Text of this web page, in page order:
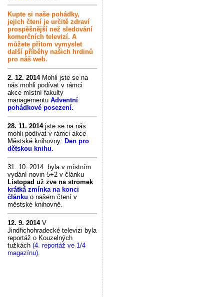
Kupte si naše pohádky,
jejich čtení je určitě zdraví
prospěšnější než sledování
komerčních televizí. A
můžete přitom vymyslet
další příběhy našich hrdinů
pro náš web.
2. 12. 2014Mohli jste se na
nás mohli podívat v rámci
akce místní fakulty
managementu Adventní
pohádkové posezení.
28. 11. 2014jste se na nás
mohli podívat v rámci akce
Městské knihovny: Den pro
dětskou knihu.
31. 10. 2014 byla v místním
vydání novin 5+2 v článku
Listopad už zve na stromek
krátká zmínka na konci
článku o našem čtení v
městské knihovně.
12. 9. 2014V
Jindřichohradecké televizi byla
reportáž o Kouzelných
tužkách (4. reportáž ve 1/4
magazínu).